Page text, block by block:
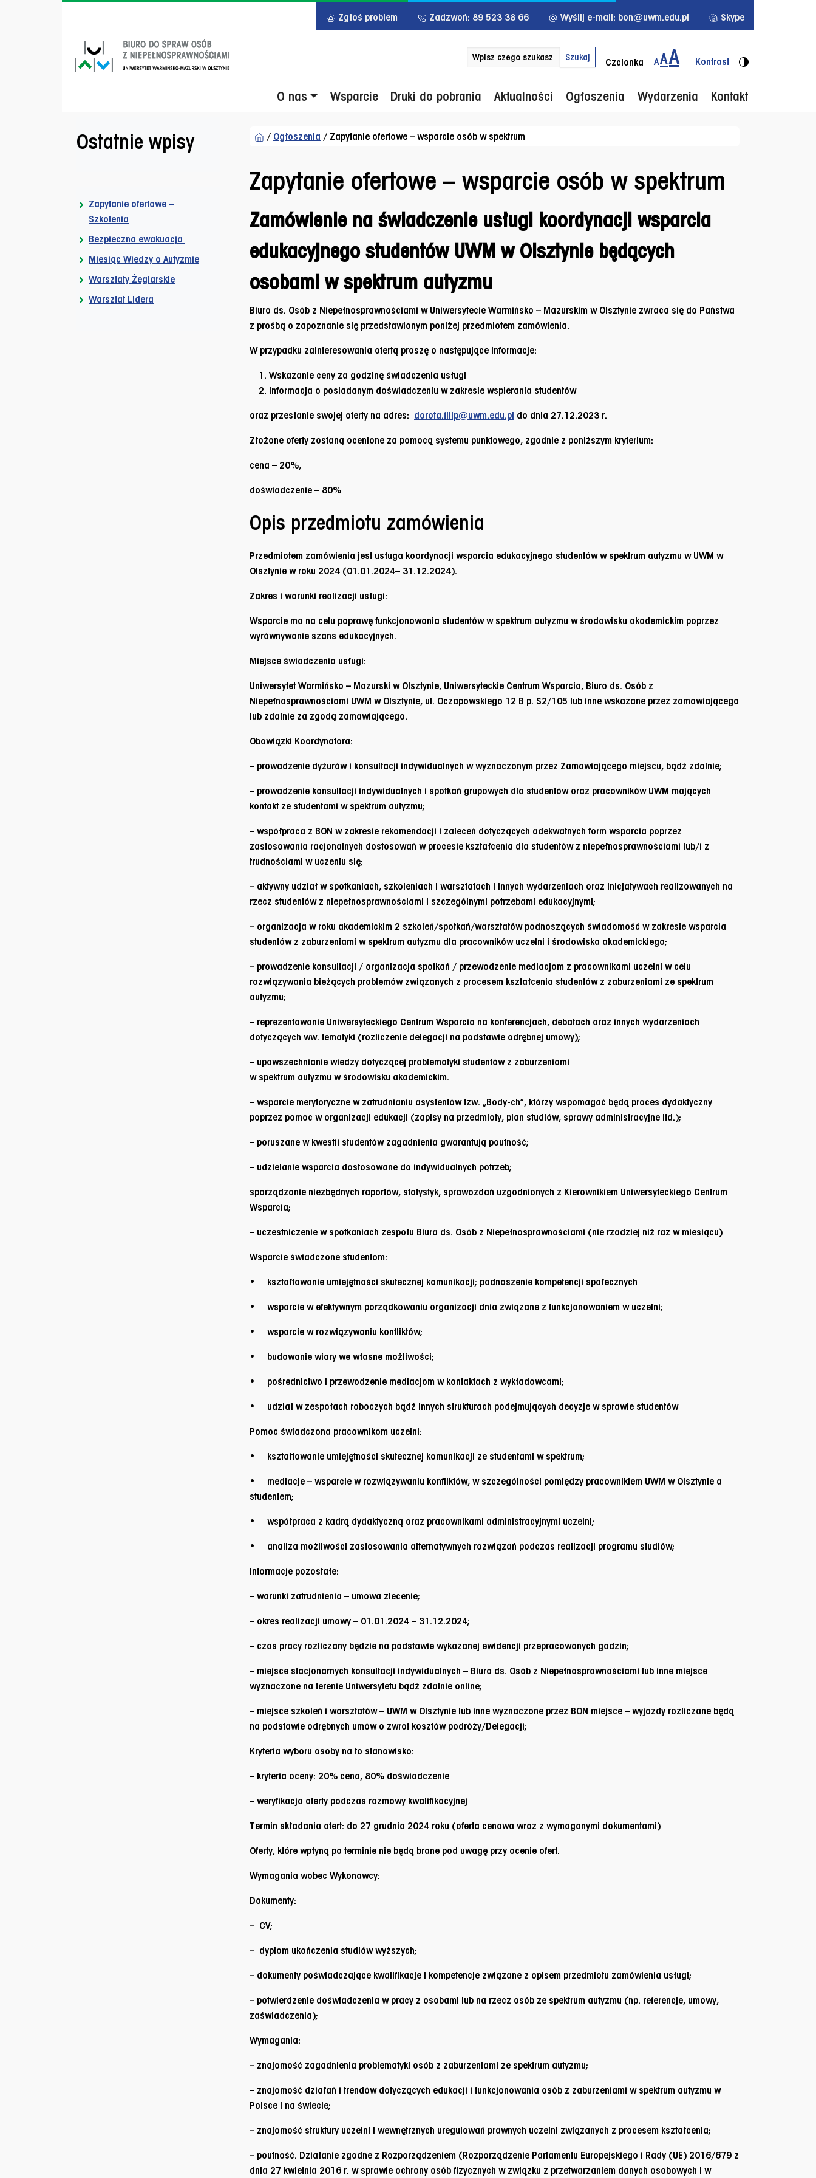
Zgłoś problem
Zadzwoń: 89 523 38 66 Wyślij e-mail: bon@uwm.edu.pl Skype
Szukaj po słowie kluczowym
Szukaj Czcionka AAA Kontrast
Menu główne
O nas Wsparcie Druki do pobrania Aktualności Ogłoszenia Wydarzenia Kontakt
/ Ogłoszenia / Zapytanie ofertowe – wsparcie osób w spektrum
Zapytanie ofertowe – wsparcie osób w spektrum
Zamówienie na świadczenie usługi koordynacji wsparcia
edukacyjnego studentów UWM w Olsztynie będących
osobami w spektrum autyzmu
Biuro ds. Osób z Niepełnosprawnościami w Uniwersytecie Warmińsko – Mazurskim w Olsztynie zwraca się do Państwa
z prośbą o zapoznanie się przedstawionym poniżej przedmiotem zamówienia.
W przypadku zainteresowania ofertą proszę o następujące informacje:
Wskazanie ceny za godzinę świadczenia usługi
Informacja o posiadanym doświadczeniu w zakresie wspierania studentów
oraz przesłanie swojej oferty na adres: dorota.filip@uwm.edu.pl do dnia 27.12.2023 r.
Złożone oferty zostaną ocenione za pomocą systemu punktowego, zgodnie z poniższym kryterium:
cena – 20%,
doświadczenie – 80%
Opis przedmiotu zamówienia
Przedmiotem zamówienia jest usługa koordynacji wsparcia edukacyjnego studentów w spektrum autyzmu w UWM w
Olsztynie w roku 2024 (01.01.2024– 31.12.2024).
Zakres i warunki realizacji usługi:
Wsparcie ma na celu poprawę funkcjonowania studentów w spektrum autyzmu w środowisku akademickim poprzez
wyrównywanie szans edukacyjnych.
Miejsce świadczenia usługi:
Uniwersytet Warmińsko – Mazurski w Olsztynie, Uniwersyteckie Centrum Wsparcia, Biuro ds. Osób z
Niepełnosprawnościami UWM w Olsztynie, ul. Oczapowskiego 12 B p. S2/105 lub inne wskazane przez zamawiającego
lub zdalnie za zgodą zamawiającego.
Obowiązki Koordynatora:
– prowadzenie dyżurów i konsultacji indywidualnych w wyznaczonym przez Zamawiającego miejscu, bądź zdalnie;
– prowadzenie konsultacji indywidualnych i spotkań grupowych dla studentów oraz pracowników UWM mających
kontakt ze studentami w spektrum autyzmu;
– współpraca z BON w zakresie rekomendacji i zaleceń dotyczących adekwatnych form wsparcia poprzez
zastosowania racjonalnych dostosowań w procesie kształcenia dla studentów z niepełnosprawnościami lub/i z
trudnościami w uczeniu się;
– aktywny udział w spotkaniach, szkoleniach i warsztatach i innych wydarzeniach oraz inicjatywach realizowanych na
rzecz studentów z niepełnosprawnościami i szczególnymi potrzebami edukacyjnymi;
– organizacja w roku akademickim 2 szkoleń/spotkań/warsztatów podnoszących świadomość w zakresie wsparcia
studentów z zaburzeniami w spektrum autyzmu dla pracowników uczelni i środowiska akademickiego;
– prowadzenie konsultacji / organizacja spotkań / przewodzenie mediacjom z pracownikami uczelni w celu
rozwiązywania bieżących problemów związanych z procesem kształcenia studentów z zaburzeniami ze spektrum
autyzmu;
– reprezentowanie Uniwersyteckiego Centrum Wsparcia na konferencjach, debatach oraz innych wydarzeniach
dotyczących ww. tematyki (rozliczenie delegacji na podstawie odrębnej umowy);
– upowszechnianie wiedzy dotyczącej problematyki studentów z zaburzeniami
w spektrum autyzmu w środowisku akademickim.
– wsparcie merytoryczne w zatrudnianiu asystentów tzw. „Body-ch”, którzy wspomagać będą proces dydaktyczny
poprzez pomoc w organizacji edukacji (zapisy na przedmioty, plan studiów, sprawy administracyjne itd.);
– poruszane w kwestii studentów zagadnienia gwarantują poufność;
– udzielanie wsparcia dostosowane do indywidualnych potrzeb;
sporządzanie niezbędnych raportów, statystyk, sprawozdań uzgodnionych z Kierownikiem Uniwersyteckiego Centrum
Wsparcia;
– uczestniczenie w spotkaniach zespołu Biura ds. Osób z Niepełnosprawnościami (nie rzadziej niż raz w miesiącu)
Wsparcie świadczone studentom:
• kształtowanie umiejętności skutecznej komunikacji; podnoszenie kompetencji społecznych
• wsparcie w efektywnym porządkowaniu organizacji dnia związane z funkcjonowaniem w uczelni;
• wsparcie w rozwiązywaniu konfliktów;
• budowanie wiary we własne możliwości;
• pośrednictwo i przewodzenie mediacjom w kontaktach z wykładowcami;
• udział w zespołach roboczych bądź innych strukturach podejmujących decyzje w sprawie studentów
Pomoc świadczona pracownikom uczelni:
• kształtowanie umiejętności skutecznej komunikacji ze studentami w spektrum;
• mediacje – wsparcie w rozwiązywaniu konfliktów, w szczególności pomiędzy pracownikiem UWM w Olsztynie a
studentem;
• współpraca z kadrą dydaktyczną oraz pracownikami administracyjnymi uczelni;
• analiza możliwości zastosowania alternatywnych rozwiązań podczas realizacji programu studiów;
Informacje pozostałe:
– warunki zatrudnienia – umowa zlecenie;
– okres realizacji umowy – 01.01.2024 – 31.12.2024;
– czas pracy rozliczany będzie na podstawie wykazanej ewidencji przepracowanych godzin;
– miejsce stacjonarnych konsultacji indywidualnych – Biuro ds. Osób z Niepełnosprawnościami lub inne miejsce
wyznaczone na terenie Uniwersytetu bądź zdalnie online;
– miejsce szkoleń i warsztatów – UWM w Olsztynie lub inne wyznaczone przez BON miejsce – wyjazdy rozliczane będą
na podstawie odrębnych umów o zwrot kosztów podróży/Delegacji;
Kryteria wyboru osoby na to stanowisko:
– kryteria oceny: 20% cena, 80% doświadczenie
– weryfikacja oferty podczas rozmowy kwalifikacyjnej
Termin składania ofert: do 27 grudnia 2024 roku (oferta cenowa wraz z wymaganymi dokumentami)
Oferty, które wpłyną po terminie nie będą brane pod uwagę przy ocenie ofert.
Wymagania wobec Wykonawcy:
Dokumenty:
– CV;
– dyplom ukończenia studiów wyższych;
– dokumenty poświadczające kwalifikacje i kompetencje związane z opisem przedmiotu zamówienia usługi;
– potwierdzenie doświadczenia w pracy z osobami lub na rzecz osób ze spektrum autyzmu (np. referencje, umowy,
zaświadczenia);
Wymagania:
– znajomość zagadnienia problematyki osób z zaburzeniami ze spektrum autyzmu;
– znajomość działań i trendów dotyczących edukacji i funkcjonowania osób z zaburzeniami w spektrum autyzmu w
Polsce i na świecie;
– znajomość struktury uczelni i wewnętrznych uregulowań prawnych uczelni związanych z procesem kształcenia;
– poufność. Działanie zgodne z Rozporządzeniem (Rozporządzenie Parlamentu Europejskiego i Rady (UE) 2016/679 z
dnia 27 kwietnia 2016 r. w sprawie ochrony osób fizycznych w związku z przetwarzaniem danych osobowych i w
Ostatnie wpisy
Zapytanie ofertowe –
Szkolenia
Bezpieczna ewakuacja
Miesiąc Wiedzy o Autyzmie
Warsztaty Żeglarskie
Warsztat Lidera